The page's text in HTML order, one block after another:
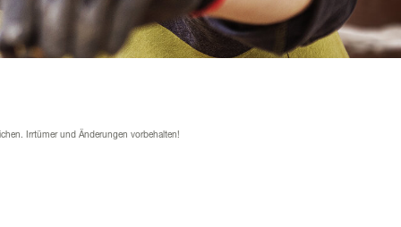
Irrtümer und Änderungen vorbehalten!